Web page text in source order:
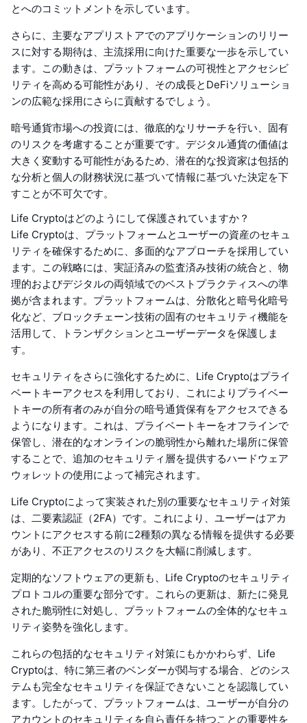
とへのコミットメントを示しています。
さらに、主要なアプリストアでのアプリケーションのリリー
スに対する期待は、主流採用に向けた重要な一歩を示してい
ます。この動きは、プラットフォームの可視性とアクセシビ
リティを高める可能性があり、その成長とDeFiソリューショ
ンの広範な採用にさらに貢献するでしょう。
暗号通貨市場への投資には、徹底的なリサーチを行い、固有
のリスクを考慮することが重要です。デジタル通貨の価値は
大きく変動する可能性があるため、潜在的な投資家は包括的
な分析と個人の財務状況に基づいて情報に基づいた決定を下
すことが不可欠です。
Life Cryptoはどのようにして保護されていますか？
Life Cryptoは、プラットフォームとユーザーの資産のセキュ
リティを確保するために、多面的なアプローチを採用してい
ます。この戦略には、実証済みの監査済み技術の統合と、物
理的およびデジタルの両領域でのベストプラクティスへの準
拠が含まれます。プラットフォームは、分散化と暗号化暗号
化など、ブロックチェーン技術の固有のセキュリティ機能を
活用して、トランザクションとユーザーデータを保護しま
す。
セキュリティをさらに強化するために、Life Cryptoはプライ
ベートキーアクセスを利用しており、これによりプライベー
トキーの所有者のみが自分の暗号通貨保有をアクセスできる
ようになります。これは、プライベートキーをオフラインで
保管し、潜在的なオンラインの脆弱性から離れた場所に保管
することで、追加のセキュリティ層を提供するハードウェア
ウォレットの使用によって補完されます。
Life Cryptoによって実装された別の重要なセキュリティ対策
は、二要素認証（2FA）です。これにより、ユーザーはアカ
ウントにアクセスする前に2種類の異なる情報を提供する必要
があり、不正アクセスのリスクを大幅に削減します。
定期的なソフトウェアの更新も、Life Cryptoのセキュリティ
プロトコルの重要な部分です。これらの更新は、新たに発見
された脆弱性に対処し、プラットフォームの全体的なセキュ
リティ姿勢を強化します。
これらの包括的なセキュリティ対策にもかかわらず、Life
Cryptoは、特に第三者のベンダーが関与する場合、どのシス
テムも完全なセキュリティを保証できないことを認識してい
ます。したがって、プラットフォームは、ユーザーが自分の
アカウントのセキュリティを自ら責任を持つことの重要性を